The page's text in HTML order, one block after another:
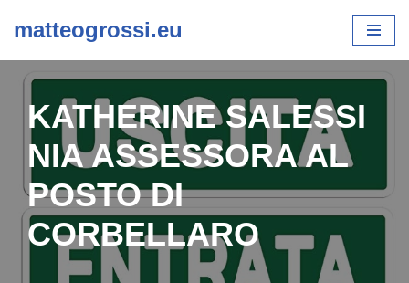
matteogrossi.eu
KATHERINE SALESSI
NIA ASSESSORA AL
POSTO DI
CORBELLARO